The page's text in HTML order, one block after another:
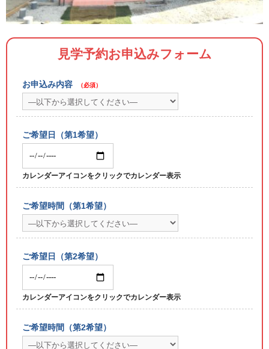
見学予約お申込みフォーム
お申込み内容 （必須）
ご希望日（第1希望）
カレンダーアイコンをクリックでカレンダー表示
ご希望時間（第1希望）
ご希望日（第2希望）
カレンダーアイコンをクリックでカレンダー表示
ご希望時間（第2希望）